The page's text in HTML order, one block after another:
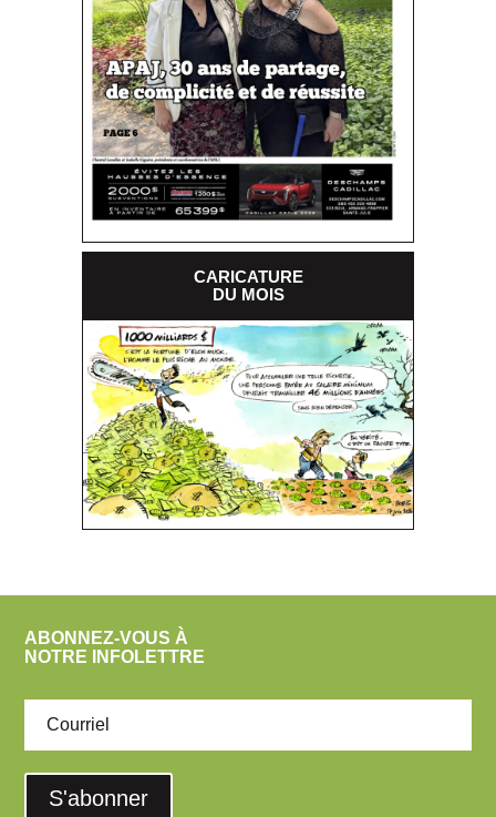
CARICATURE
DU MOIS
ABONNEZ-VOUS À
NOTRE INFOLETTRE
S'abonner